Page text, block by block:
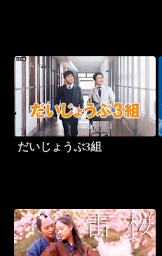
だいじょうぶ3組